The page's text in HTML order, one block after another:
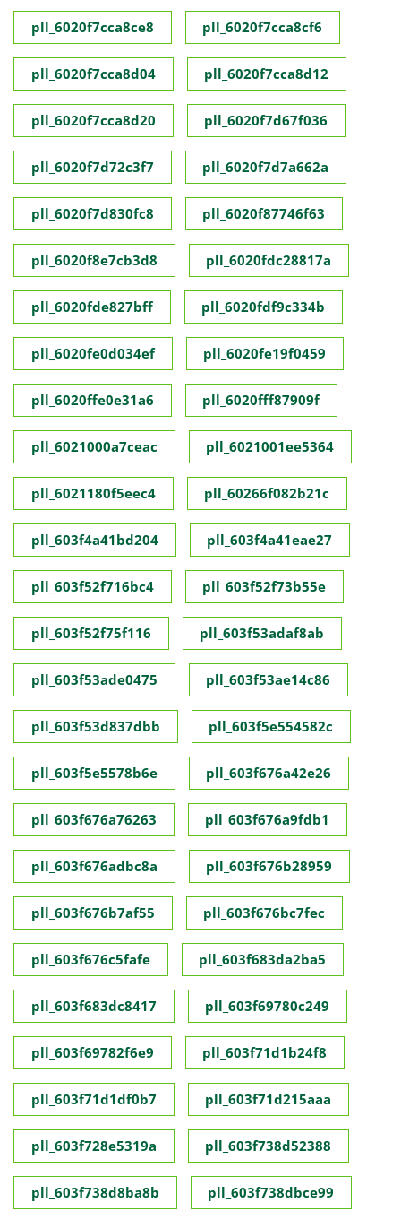
pll_6020f7cca8ce8 pll_6020f7cca8cf6
pll_6020f7cca8d04 pll_6020f7cca8d12
pll_6020f7cca8d20 pll_6020f7d67f036
pll_6020f7d72c3f7 pll_6020f7d7a662a
pll_6020f7d830fc8 pll_6020f87746f63
pll_6020f8e7cb3d8 pll_6020fdc28817a
pll_6020fde827bff pll_6020fdf9c334b
pll_6020fe0d034ef pll_6020fe19f0459
pll_6020ffe0e31a6 pll_6020fff87909f
pll_6021000a7ceac pll_6021001ee5364
pll_6021180f5eec4 pll_60266f082b21c
pll_603f4a41bd204 pll_603f4a41eae27
pll_603f52f716bc4 pll_603f52f73b55e
pll_603f52f75f116 pll_603f53adaf8ab
pll_603f53ade0475 pll_603f53ae14c86
pll_603f53d837dbb pll_603f5e554582c
pll_603f5e5578b6e pll_603f676a42e26
pll_603f676a76263 pll_603f676a9fdb1
pll_603f676adbc8a pll_603f676b28959
pll_603f676b7af55 pll_603f676bc7fec
pll_603f676c5fafe pll_603f683da2ba5
pll_603f683dc8417 pll_603f69780c249
pll_603f69782f6e9 pll_603f71d1b24f8
pll_603f71d1df0b7 pll_603f71d215aaa
pll_603f728e5319a pll_603f738d52388
pll_603f738d8ba8b pll_603f738dbce99